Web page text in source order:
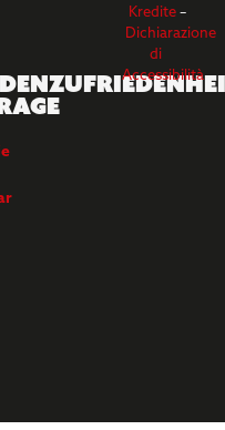
Kredite–
Dichiarazione
di
Accessibilità